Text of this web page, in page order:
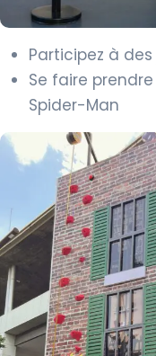
Participez à
Se faire
Spider-Man